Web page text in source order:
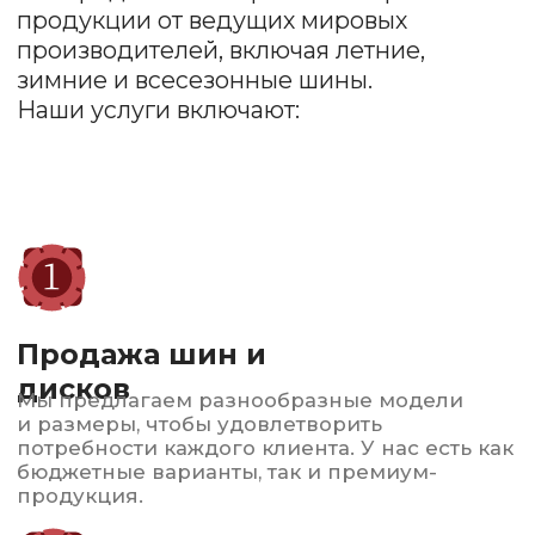
Продажа шин и
дисков
Мы предлагаем разнообразные модели
и размеры, чтобы удовлетворить
потребности каждого клиента. У нас есть как
бюджетные варианты, так и премиум-
продукция.
Наша команда профессионалов обеспечит
качественный монтаж и демонтаж шин,
балансировку колес и проверку состояния
дисков.
Заправка
автокондиционеров
Быстро и качественно восстановим систему
охлаждения, проведем диагностику.
Обеспечим комфорт в жаркие дни!